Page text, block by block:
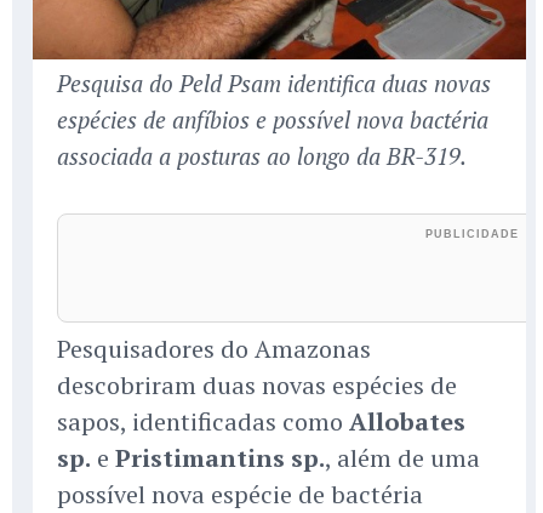
Pesquisa do Peld Psam identifica duas novas
espécies de anfíbios e possível nova bactéria
associada a posturas ao longo da BR-319.
Pesquisadores do Amazonas
descobriram duas novas espécies de
sapos, identificadas como Allobates
sp. e Pristimantins sp., além de uma
possível nova espécie de bactéria